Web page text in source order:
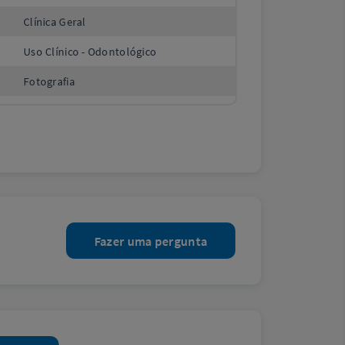
Clínica Geral
Uso Clínico - Odontológico
Fotografia
Fazer uma pergunta